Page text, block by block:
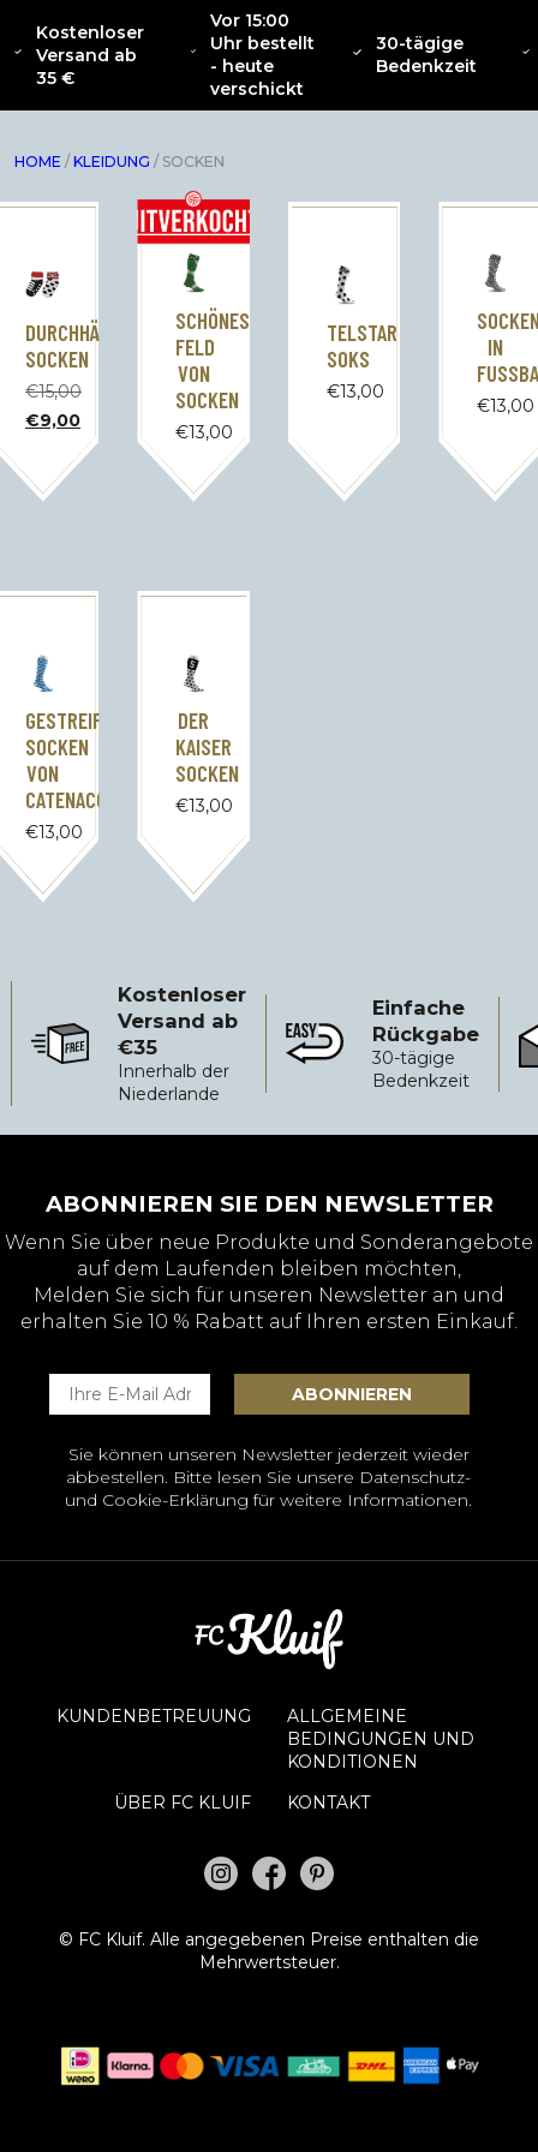
Kostenloser
Versand ab
35 €
Vor 15:00
Uhr bestellt
- heute
verschickt
30-tägige
Bedenkzeit
ÜBER NEU
SAMMLUNG
CATENACCIO
BEKLEIDUNG INTERIOR
HOME / KLEIDUNG / SOCKEN
DURCHHÄNGENDE
SOCKEN
€15,00
Der
ursprüngliche
betrug:
15,00
€9,00
aktuelle
Preis
beträgt:
SCHÖNES
FELD
VON
SOCKEN
€13,00
TELSTAR
SOKS
€13,00
IN
€13,00
GESTREIFTE
SOCKEN
VON
CATENACCIO
€13,00
DER
KAISER
SOCKEN
€13,00
Kostenloser
Versand ab
€35
Innerhalb der
Niederlande
Kostenloser Versand ab €35
Einfache
Rückgabe
30-tägige
Bedenkzeit
Einfache Rückgabe
ABONNIEREN SIE DEN NEWSLETTER
Wenn Sie über neue Produkte und Sonderangebote
auf dem Laufenden bleiben möchten,
Melden Sie sich für unseren Newsletter an und
erhalten Sie 10 % Rabatt auf Ihren ersten Einkauf.
Sie können unseren Newsletter jederzeit wieder
abbestellen. Bitte lesen Sie unsere Datenschutz-
und Cookie-Erklärung für weitere Informationen.
KUNDENBETREUUNG
ALLGEMEINE
BEDINGUNGEN UND
KONDITIONEN
ÜBER FC KLUIF
KONTAKT
© FC Kluif. Alle angegebenen Preise enthalten die
Mehrwertsteuer.